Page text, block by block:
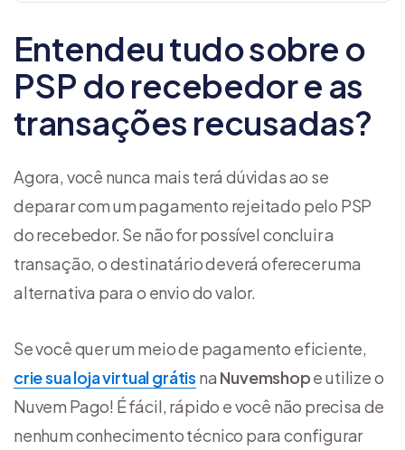
Entendeu tudo sobre o
PSP do recebedor e as
transações recusadas?
Agora, você nunca mais terá dúvidas ao se
deparar com um pagamento rejeitado pelo PSP
do recebedor. Se não for possível concluir a
transação, o destinatário deverá oferecer uma
alternativa para o envio do valor.
Se você quer um meio de pagamento eficiente,
crie sua loja virtual grátis na Nuvemshope utilize o
Nuvem Pago! É fácil, rápido e você não precisa de
nenhum conhecimento técnico para configurar